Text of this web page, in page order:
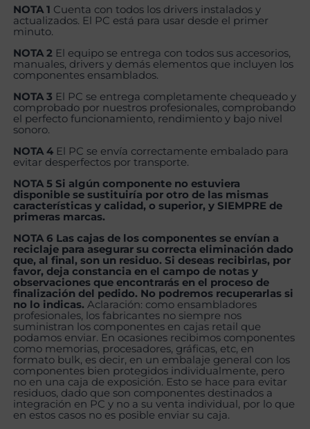
NOTA 1 Cuenta con todos los drivers instalados y
actualizados. El PC está para usar desde el primer
minuto.
NOTA 2 El equipo se entrega con todos sus accesorios,
manuales, drivers y demás elementos que incluyen los
componentes ensamblados.
NOTA 3 El PC se entrega completamente chequeado y
comprobado por nuestros profesionales, comprobando
el perfecto funcionamiento, rendimiento y bajo nivel
sonoro.
NOTA 4 El PC se envía correctamente embalado para
evitar desperfectos por transporte.
NOTA 5 Si algún componente no estuviera
disponible se sustituiría por otro de las mismas
características y calidad, o superior, y SIEMPRE de
primeras marcas.
NOTA 6 Las cajas de los componentes se envían a
reciclaje para asegurar su correcta eliminación dado
que, al final, son un residuo. Si deseas recibirlas, por
favor, deja constancia en el campo de notas y
observaciones que encontrarás en el proceso de
finalización del pedido. No podremos recuperarlas si
no lo indicas. Aclaración: como ensambladores
profesionales, los fabricantes no siempre nos
suministran los componentes en cajas retail que
podamos enviar. En ocasiones recibimos componentes
como memorias, procesadores, gráficas, etc, en
formato bulk, es decir, en un embalaje general con los
componentes bien protegidos individualmente, pero
no en una caja de exposición. Esto se hace para evitar
residuos, dado que son componentes destinados a
integración en PC y no a su venta individual, por lo que
en estos casos no es posible enviar su caja.